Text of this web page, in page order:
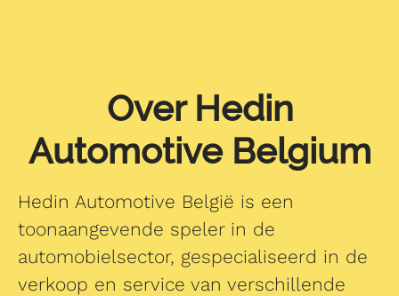
Over Hedin
Automotive Belgium
Hedin Automotive België is een
toonaangevende speler in de
automobielsector, gespecialiseerd in de
verkoop en service van verschillende